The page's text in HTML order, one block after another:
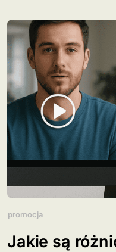
promocja
Jakie są